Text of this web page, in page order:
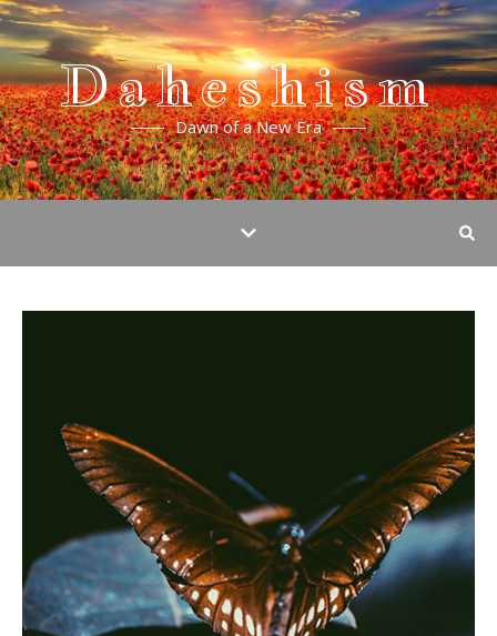
Daheshism
Dawn of a New Era